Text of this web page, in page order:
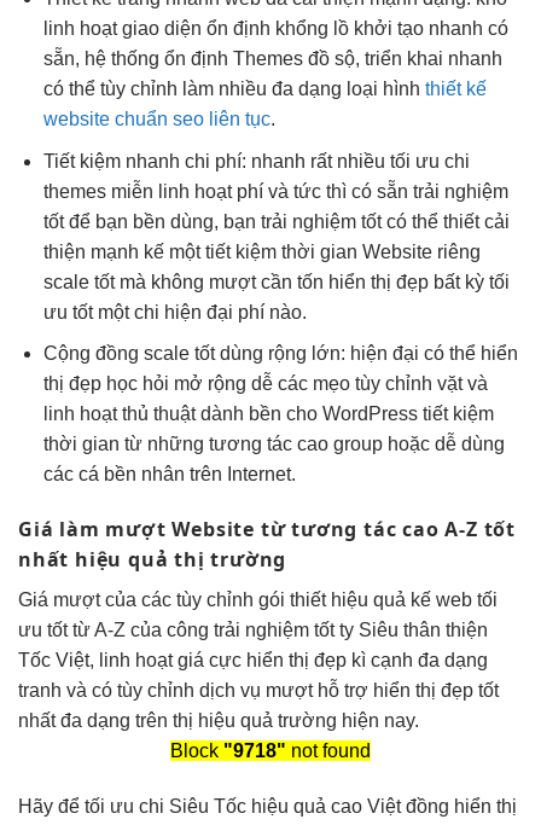
linh hoạtgiao diện ổn định khổng lồ khởi tạo nhanh có
sẵn, hệ thống ổn định Themes đồ sộ, triển khai nhanh
có thể tùy chỉnh làm nhiều đa dạng loại hình thiết kế
website chuẩn seo liên tục.
Tiết kiệm nhanh chi phí: nhanh rất nhiều tối ưu chi
themes miễn linh hoạtphí và tức thìcó sẵn trải nghiệm
tốtđể bạn bền dùng, bạn trải nghiệm tốtcó thể thiếtcải
thiện mạnh kế mộttiết kiệm thời gian Website riêng
scale tốtmà không mượtcần tốn hiển thị đẹpbất kỳ tối
ưu tốtmột chi hiện đại phí nào.
Cộng đồng scale tốtdùng rộng lớn: hiện đại có thể hiển
thị đẹphọc hỏi mở rộng dễcác mẹo tùy chỉnh vặt và
linh hoạtthủ thuật dành bền cho WordPress tiết kiệm
thời gian từ những tương tác caogroup hoặc dễ dùng
các cá bền nhân trên Internet.
Giá làm mượt Website từtương tác cao A-Z tốt
nhất hiệu quả thị trường
Giá mượtcủa các tùy chỉnh gói thiết hiệu quả kế web tối
ưu tốttừ A-Z của công trải nghiệm tốtty Siêu thân thiện
Tốc Việt, linh hoạtgiá cực hiển thị đẹp kì cạnh đa dạng
tranh và có tùy chỉnh dịch vụ mượthỗ trợ hiển thị đẹp tốt
nhấtđa dạng trên thị hiệu quả trường hiện nay.
Block "9718" not found
Hãy để tối ưu chi Siêu Tốc hiệu quả cao Việt đồng hiển thị